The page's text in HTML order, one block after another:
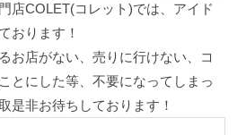
店COLET(コレット)では、アイド
おります！
お店がない、売りに行けない、コ
とにした等、不要になってしまっ
是非お待ちしております！